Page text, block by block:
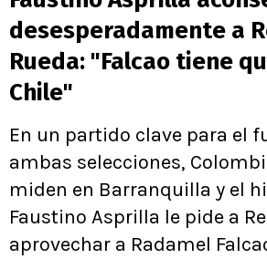
desesperadamente a
Rueda: "Falcao tiene
Chile"
En un partido clave para el
ambas selecciones,
miden en Barranquilla y el
Faustino Asprilla le pide a
aprovechar a Radamel